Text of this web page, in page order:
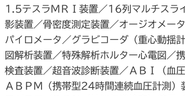
1.5テスラＭＲＩ装置／16列マルチスラ
影装置／骨密度測定装置／オージオメー
パイロメータ／グラビコーダ（重心動揺
図解析装置／特殊解析ホルター心電図／
検査装置／超音波診断装置／ＡＢＩ（血
ＡＢＰＭ（携帯型24時間連続血圧計測）